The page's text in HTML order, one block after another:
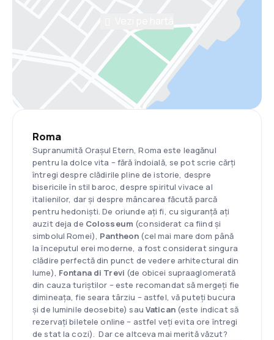
Roma
Supranumită Orașul Etern, Roma este leagănul
pentru la dolce vita – fără îndoială, se pot scrie cărți
întregi despre clădirile pline de istorie, despre
bisericile în stil baroc, despre spiritul vivace al
italienilor, dar și despre mâncarea făcută parcă
pentru hedoniști. De oriunde ați fi, cu siguranță ați
auzit deja de Colosseum (considerat ca fiind și
simbolul Romei), Pantheon (cel mai mare dom până
la începutul erei moderne, a fost considerat singura
clădire perfectă din punct de vedere arhitectural din
lume), Fontana di Trevi (de obicei supraaglomerată
din cauza turiștilor – este recomandat să mergeți fie
dimineața, fie seara târziu – astfel, vă puteți bucura
și de luminile deosebite) sau Vatican (este indicat să
rezervați biletele online – astfel veți evita ore întregi
de stat la cozi). Dar ce altceva mai merită văzut?